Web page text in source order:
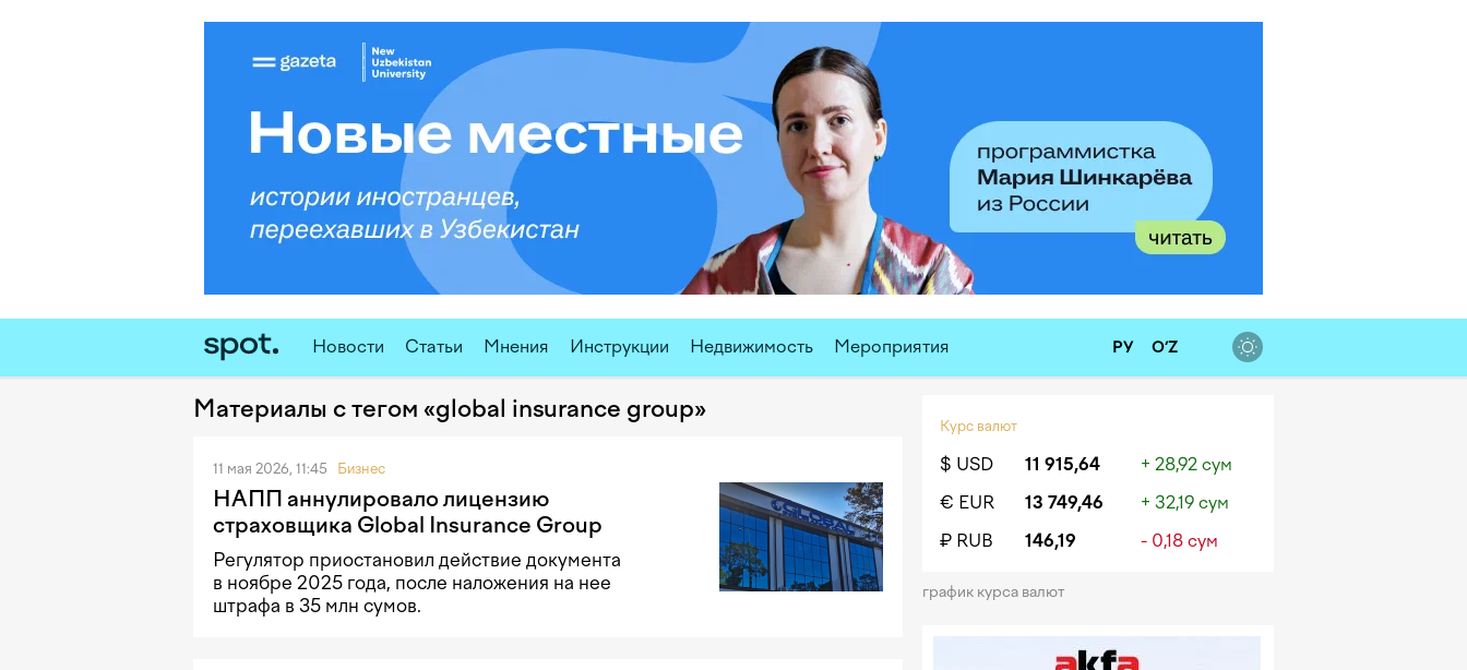
Новости Статьи Мнения Инструкции Недвижимость Мероприятия РУ O‘Z
Материалы с тегом «global insurance group»
11 мая 2026, 11:45 Бизнес
НАПП аннулировало лицензию
страховщика Global Insurance Group
Регулятор приостановил действие документа
в ноябре 2025 года, после наложения на нее
штрафа в 35 млн сумов.
Курс валют
$ USD 11 915,64
+ 28,92 сум
€ EUR
13 749,46
+ 32,19 сум
₽ RUB
146,19 - 0,18 сум
график курса валют